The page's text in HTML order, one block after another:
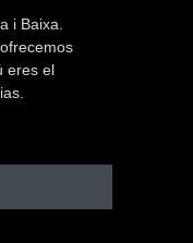
i Baixa.
eres el